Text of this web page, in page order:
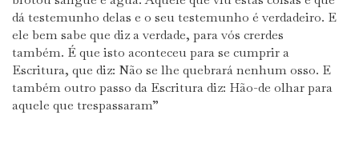
dá testemunho delas e o seu testemunho é verdadeiro. E
ele bem sabe que diz a verdade, para vós crerdes
também. É que isto aconteceu para se cumprir a
Escritura, que diz: Não se lhe quebrará nenhum osso. E
também outro passo da Escritura diz: Hão-de olhar para
aquele que trespassaram”